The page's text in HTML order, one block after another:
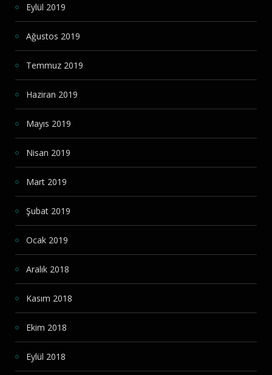
Eylül 2019
Ağustos 2019
Temmuz 2019
Haziran 2019
Mayıs 2019
Nisan 2019
Mart 2019
Şubat 2019
Ocak 2019
Aralık 2018
Kasım 2018
Ekim 2018
Eylül 2018